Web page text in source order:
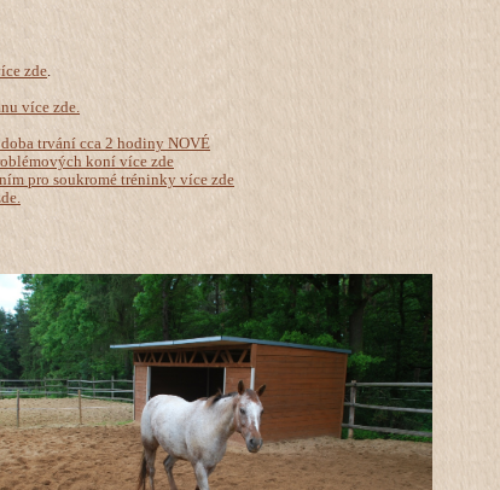
zde
více zde.
trvání cca 2 hodiny NOVÉ
koní více zde
pro soukromé tréninky více zde